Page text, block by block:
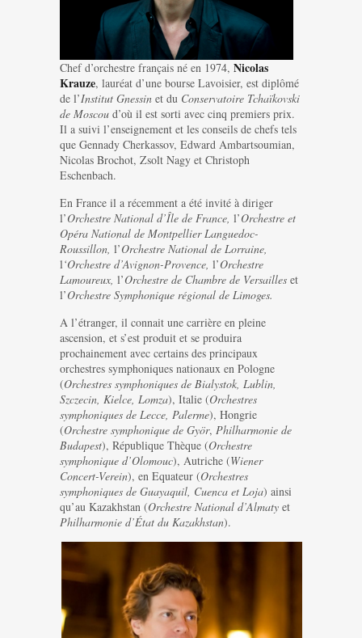
Chef d’orchestre français né en 1974, Nicolas
Krauze, lauréat d’une bourse Lavoisier, est diplômé
de l’Institut Gnessin et du Conservatoire Tchaïkovski
de Moscou d’où il est sorti avec cinq premiers prix.
Il a suivi l’enseignement et les conseils de chefs tels
que Gennady Cherkassov, Edward Ambartsoumian,
Nicolas Brochot, Zsolt Nagy et Christoph
Eschenbach.
En France il a récemment a été invité à diriger
l’Orchestre National d’Île de France, l’Orchestre et
Opéra National de Montpellier Languedoc-
Roussillon, l’Orchestre National de Lorraine,
l‘Orchestre d’Avignon-Provence, l’Orchestre
Lamoureux, l’Orchestre de Chambre de Versailles et
l’Orchestre Symphonique régional de Limoges.
A l’étranger, il connait une carrière en pleine
ascension, et s’est produit et se produira
prochainement avec certains des principaux
orchestres symphoniques nationaux en Pologne
(Orchestres symphoniques de Bialystok, Lublin,
Szczecin, Kielce, Lomza), Italie (Orchestres
symphoniques de Lecce, Palerme), Hongrie
(Orchestre symphonique de Györ, Philharmonie de
Budapest), République Thèque (Orchestre
symphonique d’Olomouc), Autriche (Wiener
Concert-Verein), en Equateur (Orchestres
symphoniques de Guayaquil, Cuenca et Loja) ainsi
qu’au Kazakhstan (Orchestre National d’Almaty et
Philharmonie d’État du Kazakhstan).